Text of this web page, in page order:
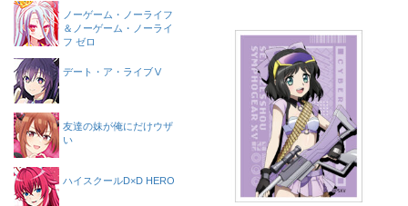
ノーゲーム・ノーライフ
＆ノーゲーム・ノーライ
フ ゼロ
デート・ア・ライブⅤ
友達の妹が俺にだけウザ
い
ハイスクールD×D HERO